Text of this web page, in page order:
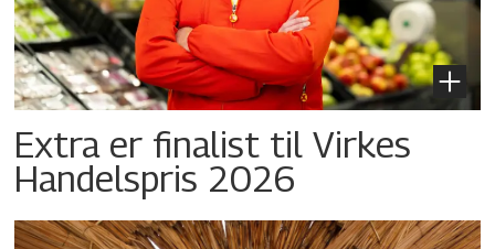
Extra er finalist til Virkes
Handelspris 2026